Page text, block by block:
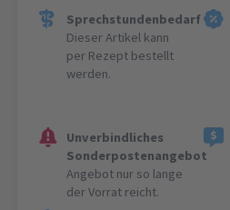
Sprechstundenbedarf
Dieser Artikel kann
per Rezept bestellt
werden.
Unverbindliches
Sonderpostenangebot
Angebot nur so lange
der Vorrat reicht.